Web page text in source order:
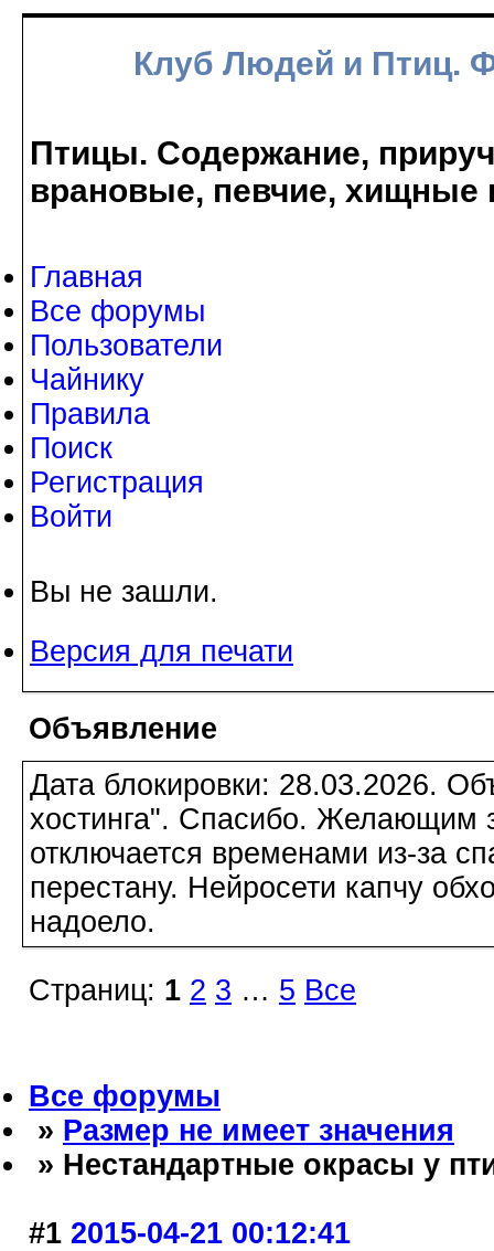
Клуб Людей и Птиц.
Птицы. Содержание,
врановые, певчие, хищные
Главная
Все форумы
Пользователи
Чайнику
Правила
Поиск
Регистрация
Войти
Вы не зашли.
Версия для печати
Объявление
Дата блокировки: 28.03.2026.
хостинга". Спасибо. Желающим
отключается временами из-за
перестану. Нейросети капчу
надоело.
Страниц: 1 2 3 … 5 Все
Все форумы
» Размер не имеет значения
» Нестандартные окрасы у
#1 2015-04-21 00:12:41